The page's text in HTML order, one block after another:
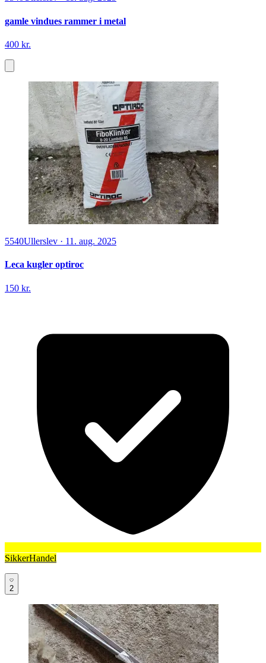
gamle vindues rammer i metal
400 kr.
5540Ullerslev · 11. aug. 2025
Leca kugler optiroc
150 kr.
SikkerHandel
2